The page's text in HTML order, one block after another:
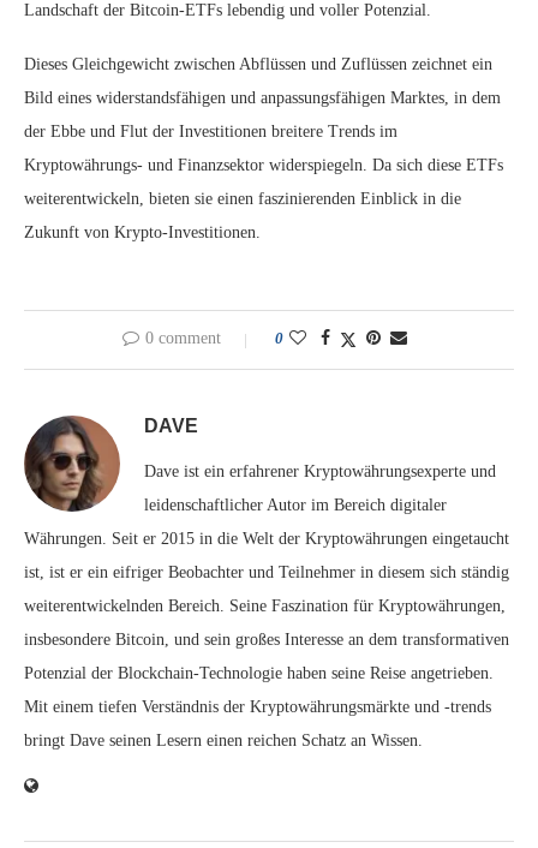
Landschaft der Bitcoin-ETFs lebendig und voller Potenzial.
Dieses Gleichgewicht zwischen Abflüssen und Zuflüssen zeichnet ein
Bild eines widerstandsfähigen und anpassungsfähigen Marktes, in dem
der Ebbe und Flut der Investitionen breitere Trends im
Kryptowährungs- und Finanzsektor widerspiegeln. Da sich diese ETFs
weiterentwickeln, bieten sie einen faszinierenden Einblick in die
Zukunft von Krypto-Investitionen.
0 comment 0
DAVE
Dave ist ein erfahrener Kryptowährungsexperte und
leidenschaftlicher Autor im Bereich digitaler
Währungen. Seit er 2015 in die Welt der Kryptowährungen eingetaucht
ist, ist er ein eifriger Beobachter und Teilnehmer in diesem sich ständig
weiterentwickelnden Bereich. Seine Faszination für Kryptowährungen,
insbesondere Bitcoin, und sein großes Interesse an dem transformativen
Potenzial der Blockchain-Technologie haben seine Reise angetrieben.
Mit einem tiefen Verständnis der Kryptowährungsmärkte und -trends
bringt Dave seinen Lesern einen reichen Schatz an Wissen.